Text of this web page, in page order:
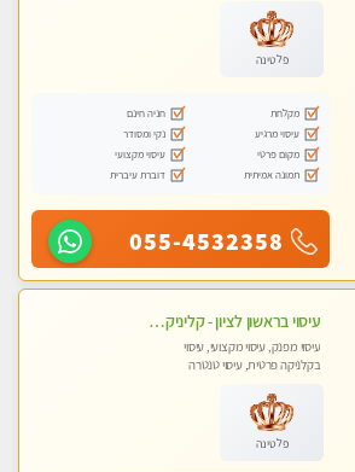
פלטינה
מקלחת
חניה חינם
עיסוי מרגיע
נקי ומסודר
מקום פרטי
עיסוי מקצועי
תמונה אמיתית
דוברת עיברית
055-4532358
עיסוי בראשון לציון - קליניקה פרטית עיסוי קסום איכותי ומרגיע מידי זהב עיסוי שבדי קלאסי ורפלקסולוגיה שרות מקצועי טל- 052-4818650
עיסוי מפנק, עיסוי מקצועי, עיסוי
בקלניקה פרטית, עיסוי טנטרה
פלטינה